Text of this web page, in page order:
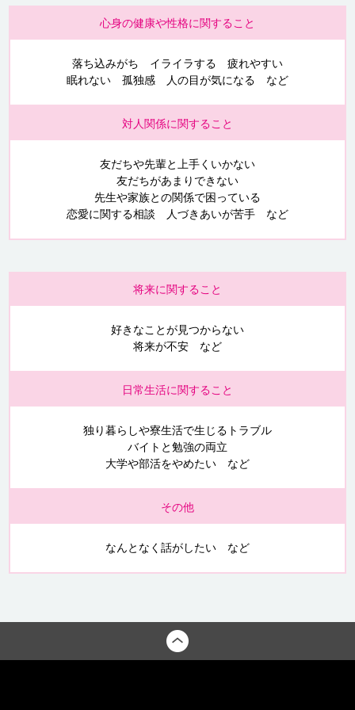
心身の健康や性格に関すること
落ち込みがち イライラする 疲れやすい
眠れない 孤独感 人の目が気になる など
対人関係に関すること
友だちや先輩と上手くいかない
友だちがあまりできない
先生や家族との関係で困っている
恋愛に関する相談 人づきあいが苦手 など
将来に関すること
好きなことが見つからない
将来が不安 など
日常生活に関すること
独り暮らしや寮生活で生じるトラブル
バイトと勉強の両立
大学や部活をやめたい など
その他
なんとなく話がしたい など